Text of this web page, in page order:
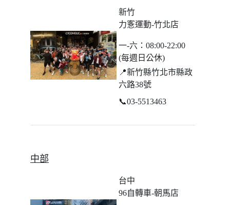
新竹
力愙運動-竹北店
一-六：08:00-22:00
(每週日公休)
📍新竹縣竹北市縣政
六路38號
📞03-5513463
中部
台中
96自轉車-朝馬店